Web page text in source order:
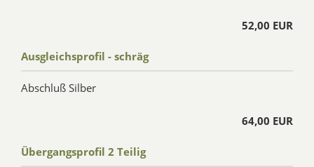
52,00 EUR
Ausgleichsprofil - schräg
Abschluß Silber
64,00 EUR
Übergangsprofil 2 Teilig